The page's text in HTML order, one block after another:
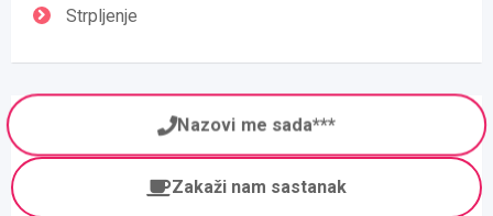
Strpljenje
Nazovi me sada***
Zakaži nam sastanak